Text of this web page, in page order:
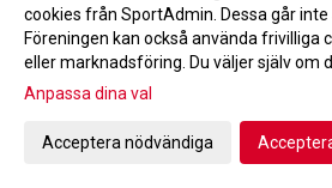
Kiosktider
Bilder kick-off!
Profilkläder
cookies från SportAdmin. Dessa går inte
Föreningen kan också använda frivilliga
eller marknadsföring. Du väljer själv om
Anpassa dina val
Acceptera nödvändiga